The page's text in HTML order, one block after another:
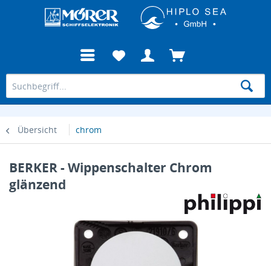
Übersicht chrom
BERKER - Wippenschalter Chrom
glänzend